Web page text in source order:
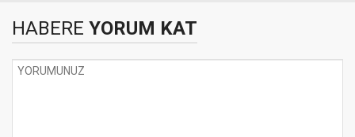
HABERE YORUM KAT